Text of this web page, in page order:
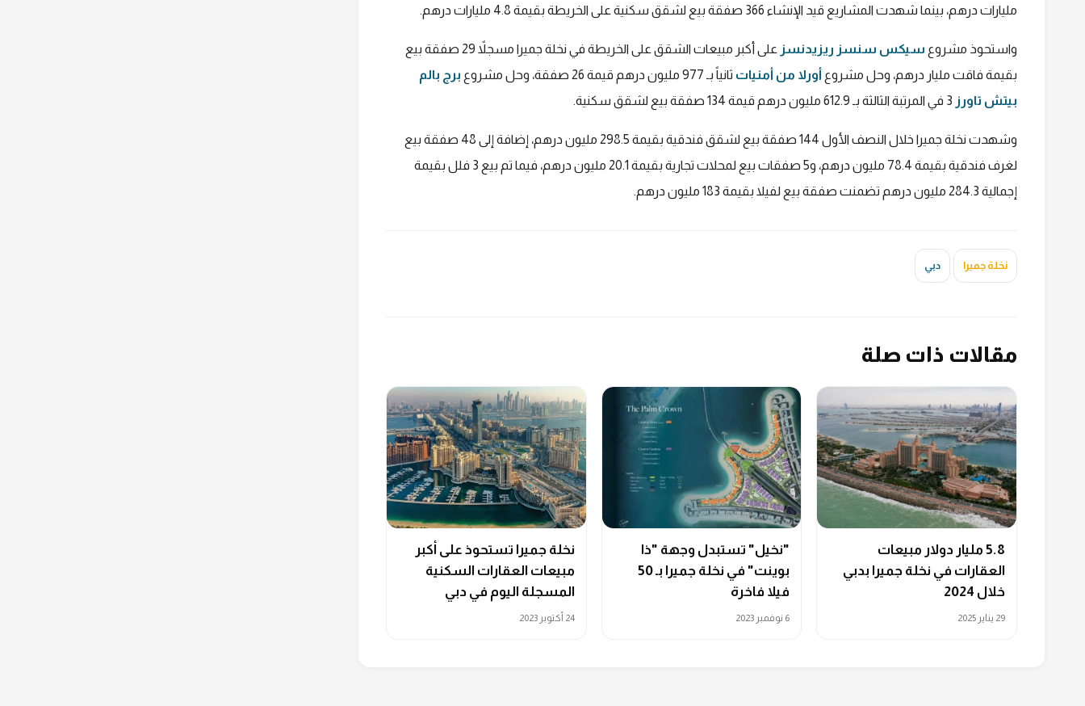
مليارات درهم، بينما شهدت المشاريع قيد الإنشاء 366 صفقة بيع لشقق سكنية على الخريطة بقيمة 4.8 مليارات درهم.
واستحوذ مشروع سيكس سنسز ريزيدنسز
على أكبر مبيعات الشقق على الخريطة في نخلة جميرا مسجلاً 29 صفقة بيع
بقيمة فاقت مليار درهم، وحل مشروع أورلا من أمنيات ثانياً بـ 977 مليون درهم قيمة 26 صفقة، وحل مشروع
برج بالم
بيتش تاورز
وشهدت نخلة جميرا خلال النصف الأول 144 صفقة بيع لشقق فندقية بقيمة 298.5 مليون درهم، إضافة إلى 48 صفقة بيع
لغرف فندقية بقيمة 78.4 مليون درهم، و5 صفقات بيع لمحلات تجارية بقيمة 20.1 مليون درهم، فيما تم بيع 3 فلل بقيمة
إجمالية 284.3 مليون درهم تضمنت صفقة بيع لفيلا بقيمة 183 مليون درهم.
نخلة جميرا دبي
مقالات ذات صلة
5.8 مليار دولار مبيعات
العقارات في نخلة جميرا بدبي
خلال 2024
29 يناير 2025
"نخيل" تستبدل وجهة "ذا
بوينت" في نخلة جميرا بـ 50
فيلا فاخرة
6 نوفمبر 2023
نخلة جميرا تستحوذ على أكبر
مبيعات العقارات السكنية
المسجلة اليوم في دبي
24 أكتوبر 2023